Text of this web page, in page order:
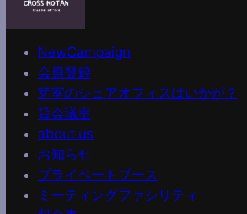
NewCampaign
会員登録
芽室のシェアオフィスはいかが？
貸会議室
about us
お知らせ
プライベートブース
ミーティングファシリティ